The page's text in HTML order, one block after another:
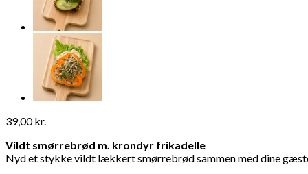
39,00kr.
Vildt smørrebrød m. krondyr frikadelle
Nyd et stykke vildt lækkert smørrebrød sammen med dine